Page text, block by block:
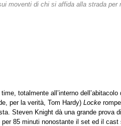
moventi di chi si affida alla strada per
totalmente all’interno dell’abitacolo
per la verità, Tom Hardy) Locke
Steven Knight dà una grande prova
85 minuti nonostante il set ed il cast